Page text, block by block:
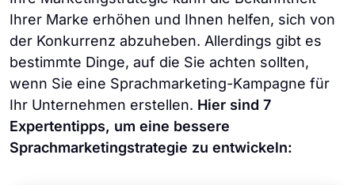
Ihrer Marke erhöhen und Ihnen helfen, sich von
der Konkurrenz abzuheben. Allerdings gibt es
bestimmte Dinge, auf die Sie achten sollten,
wenn Sie eine Sprachmarketing-Kampagne für
Ihr Unternehmen erstellen. Hier sind 7
Expertentipps, um eine bessere
Sprachmarketingstrategie zu entwickeln: